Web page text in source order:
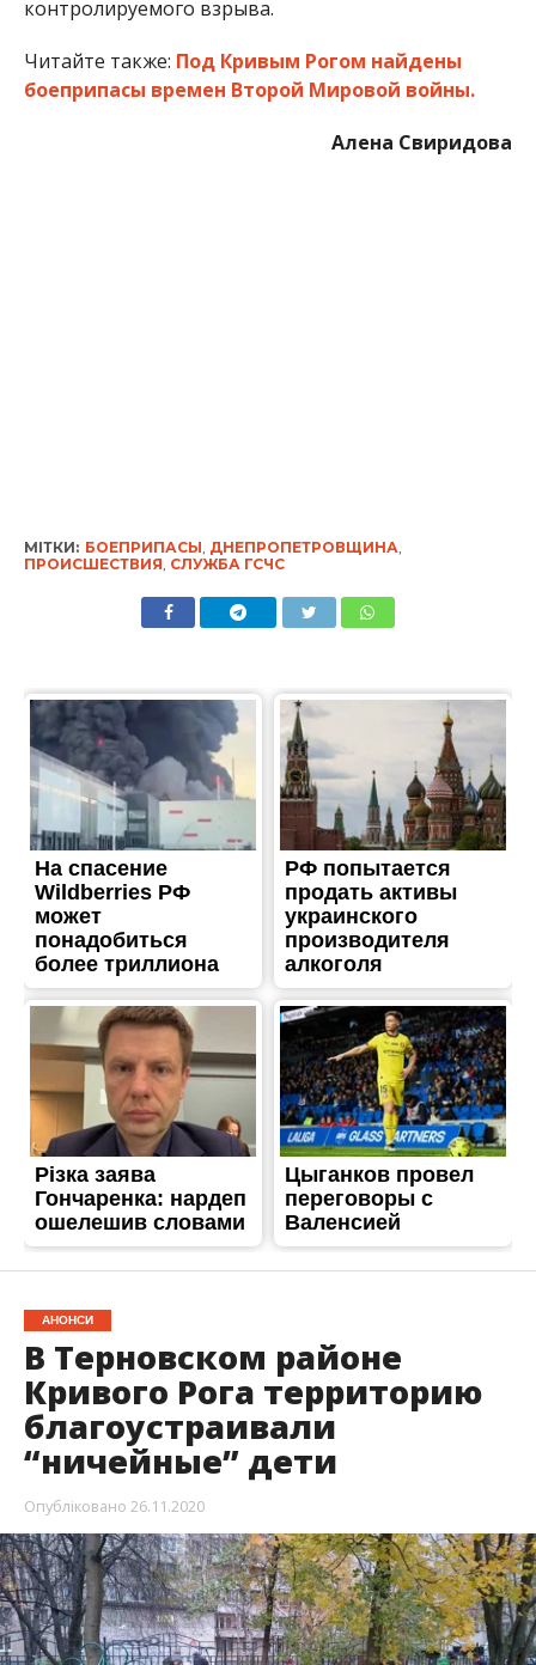
контролируемого взрыва.
Читайте также: Под Кривым Рогом найдены
боеприпасы времен Второй Мировой войны.
Алена Свиридова
МІТКИ: БОЕПРИПАСЫ ДНЕПРОПЕТРОВЩИНА
ПРОИСШЕСТВИЯ СЛУЖБА ГСЧС
АНОНСИ
В Терновском районе
Кривого Рога территорию
благоустраивали
“ничейные” дети
Опубліковано 26.11.2020